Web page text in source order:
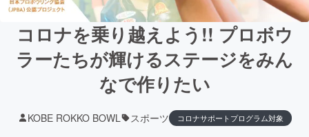
コロナを乗り越えよう!! プロボウ
ラーたちが輝けるステージをみん
なで作りたい
KOBE ROKKO BOWL スポーツ コロナサポートプログラム対象